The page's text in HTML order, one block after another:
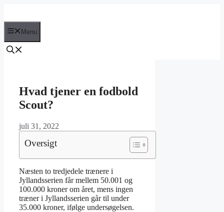
Menu
Hvad tjener en fodbold
Scout?
juli 31, 2022
Oversigt
Næsten to tredjedele trænere i
Jyllandsserien får mellem 50.001 og
100.000 kroner om året, mens ingen
træner i Jyllandsserien går til under
35.000 kroner, ifølge undersøgelsen.